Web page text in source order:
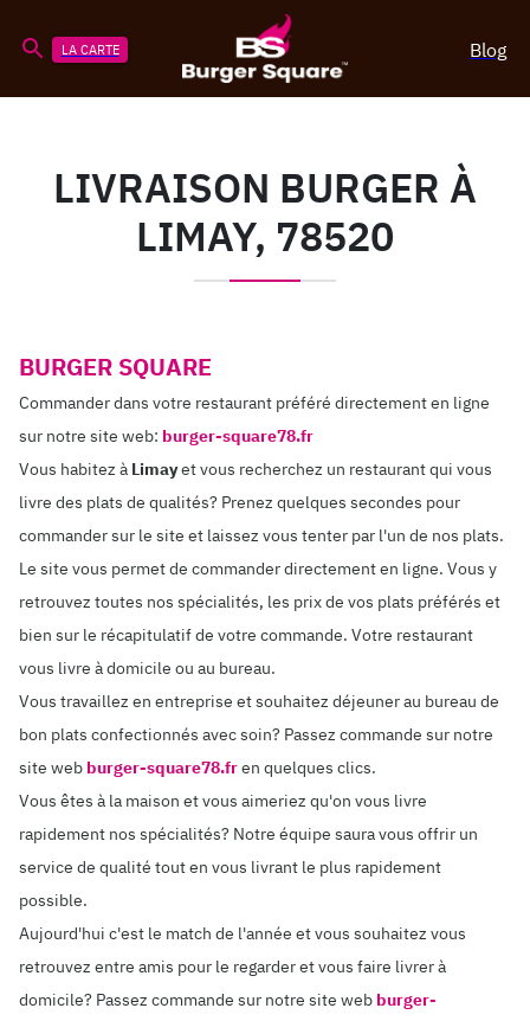
LA CARTE Blog
LIVRAISON BURGER À
LIMAY, 78520
BURGER SQUARE
Commander dans votre restaurant préféré directement en ligne
sur notre site web: burger-square78.fr
Vous habitez à Limayet vous recherchez un restaurant qui vous
livre des plats de qualités? Prenez quelques secondes pour
commander sur le site et laissez vous tenter par l'un de nos plats.
Le site vous permet de commander directement en ligne. Vous y
retrouvez toutes nos spécialités, les prix de vos plats préférés et
bien sur le récapitulatif de votre commande. Votre restaurant
vous livre à domicile ou au bureau.
Vous travaillez en entreprise et souhaitez déjeuner au bureau de
bon plats confectionnés avec soin? Passez commande sur notre
site web burger-square78.fren quelques clics.
Vous êtes à la maison et vous aimeriez qu'on vous livre
rapidement nos spécialités? Notre équipe saura vous offrir un
service de qualité tout en vous livrant le plus rapidement
possible.
Aujourd'hui c'est le match de l'année et vous souhaitez vous
retrouvez entre amis pour le regarder et vous faire livrer à
domicile? Passez commande sur notre site web burger-